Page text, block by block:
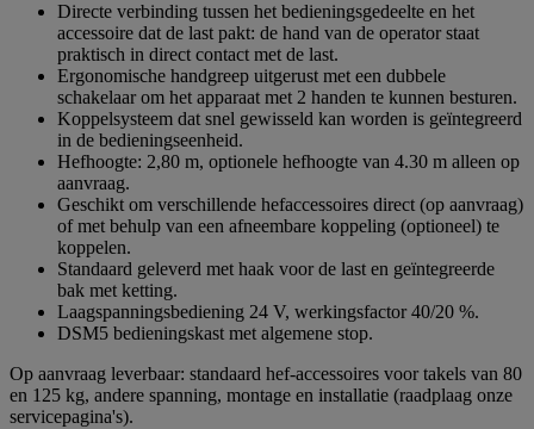
Directe verbinding tussen het bedieningsgedeelte en het
accessoire dat de last pakt: de hand van de operator staat
praktisch in direct contact met de last.
Ergonomische handgreep uitgerust met een dubbele
schakelaar om het apparaat met 2 handen te kunnen besturen.
Koppelsysteem dat snel gewisseld kan worden is geïntegreerd
in de bedieningseenheid.
Hefhoogte: 2,80 m, optionele hefhoogte van 4.30 m alleen op
aanvraag.
Geschikt om verschillende hefaccessoires direct (op aanvraag)
of met behulp van een afneembare koppeling (optioneel) te
koppelen.
Standaard geleverd met haak voor de last en geïntegreerde
bak met ketting.
Laagspanningsbediening 24 V, werkingsfactor 40/20 %.
DSM5 bedieningskast met algemene stop.
Op aanvraag leverbaar: standaard hef-accessoires voor takels van 80
en 125 kg, andere spanning, montage en installatie (raadplaag onze
servicepagina's).